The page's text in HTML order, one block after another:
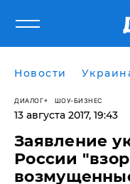
Новости
ДИАЛОГ ШОУ-БИЗНЕС
13 августа 2017, 19:43
Заявление
России